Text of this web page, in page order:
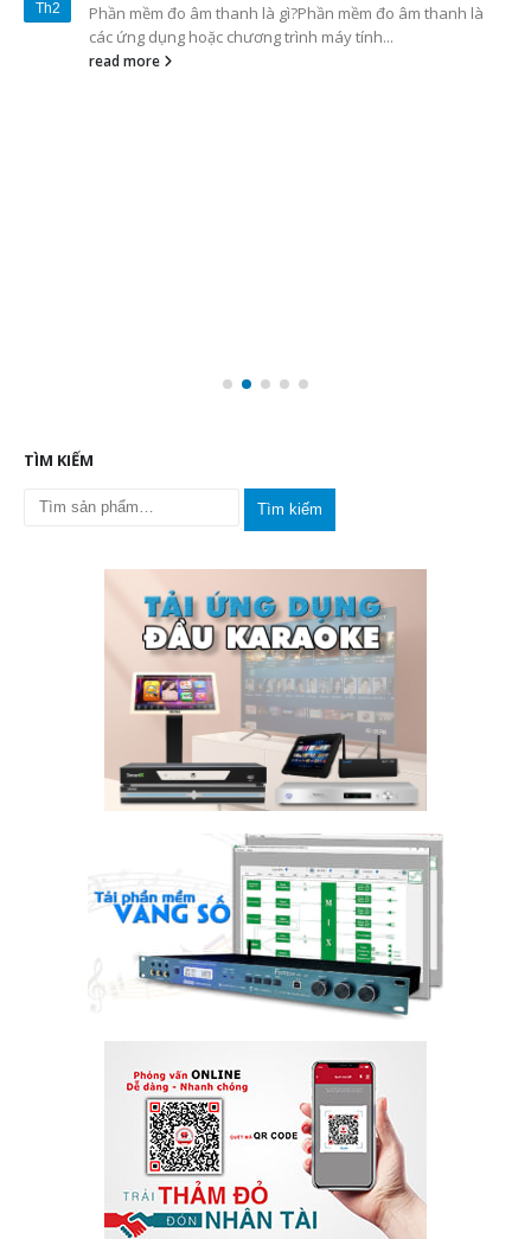
Th2
Phần mềm đo âm thanh là gì?Phần mềm đo âm thanh là
các ứng dụng hoặc chương trình máy tính...
read more
TÌM KIẾM
Tìm kiếm